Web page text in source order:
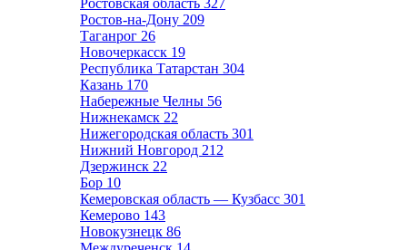
Ростовская область 327
Ростов-на-Дону 209
Таганрог 26
Новочеркасск 19
Республика Татарстан 304
Казань 170
Набережные Челны 56
Нижнекамск 22
Нижегородская область 301
Нижний Новгород 212
Дзержинск 22
Бор 10
Кемеровская область — Кузбасс 301
Кемерово 143
Новокузнецк 86